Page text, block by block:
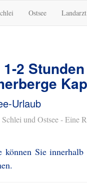
Ostsee Landarzt
2 Stunden
Urlaub
und Ostsee - Eine
können Sie